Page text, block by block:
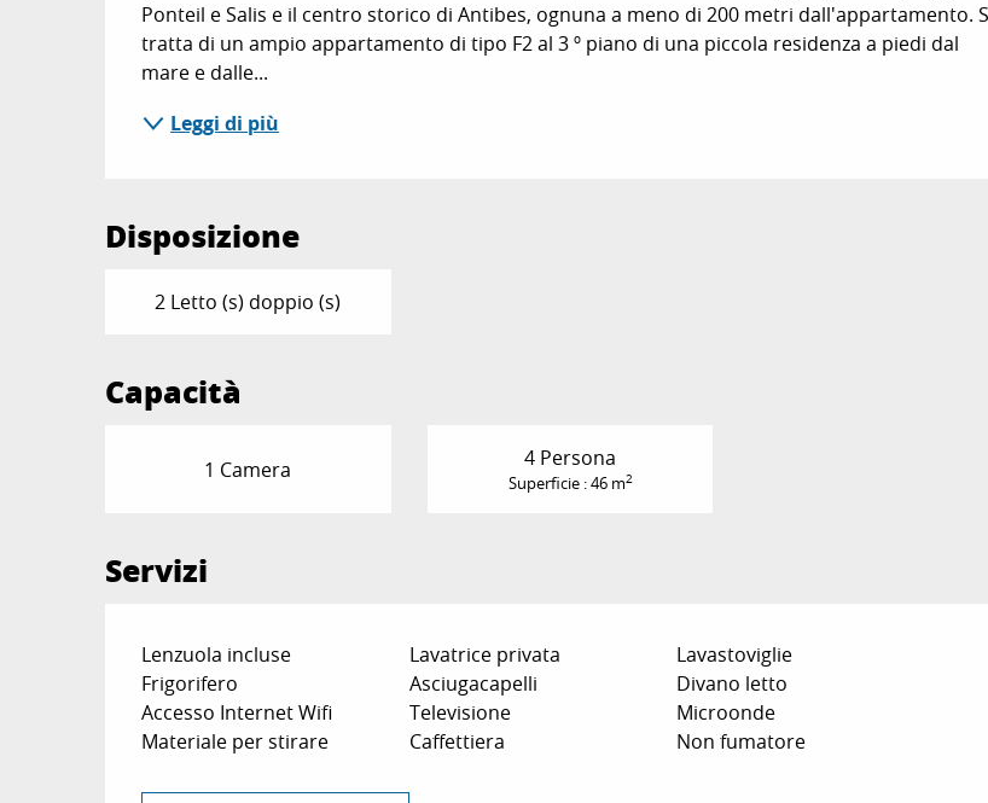
Ponteil e Salis e il centro storico di Antibes, ognuna a meno di 200 metri dall'appartamento.
tratta di un ampio appartamento di tipo F2 al 3 º piano di una piccola residenza a piedi dal
mare e dalle...
Leggi di più
Disposizione
2 Letto (s) doppio (s)
Capacità
1 Camera 4 Persona
Superficie : 46 m2
Servizi
Lenzuola incluse Lavatrice privata
Lavastoviglie
Frigorifero
Asciugacapelli
Divano letto
Accesso Internet Wifi
Televisione
Microonde
Materiale per stirare
Caffettiera Non fumatore